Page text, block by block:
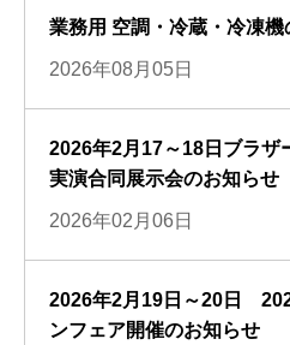
業務用 空調・冷蔵・冷凍
2026年08月05日
2026年2月17～18日ブラザ
実演合同展示会のお知らせ
2026年02月06日
2026年2月19日～20日
ンフェア開催のお知らせ